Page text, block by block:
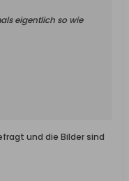
eigentlich so wie
und die Bilder sind